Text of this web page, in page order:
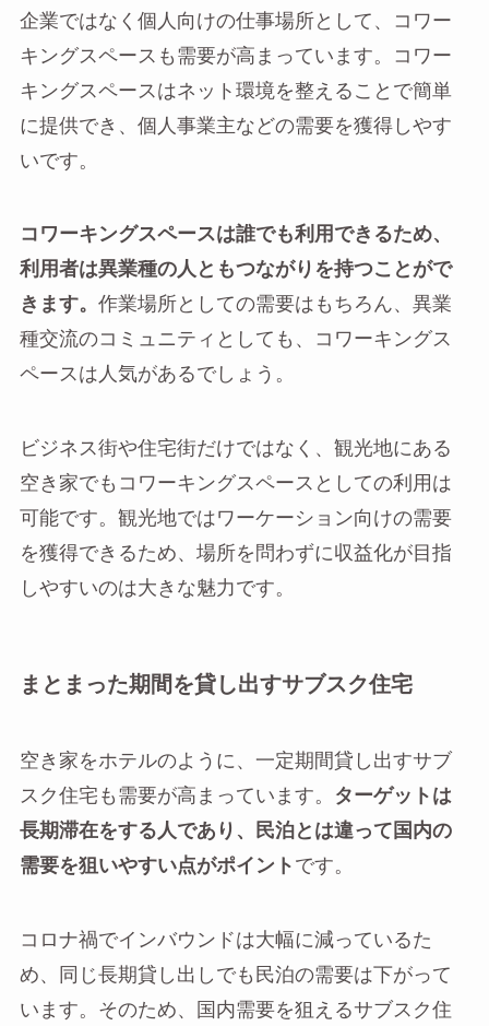
企業ではなく個人向けの仕事場所として、コワー
キングスペースも需要が高まっています。コワー
キングスペースはネット環境を整えることで簡単
に提供でき、個人事業主などの需要を獲得しやす
いです。
コワーキングスペースは誰でも利用できるため、
利用者は異業種の人ともつながりを持つことがで
きます。 作業場所としての需要はもちろん、異業
種交流のコミュニティとしても、コワーキングス
ペースは人気があるでしょう。
ビジネス街や住宅街だけではなく、観光地にある
空き家でもコワーキングスペースとしての利用は
可能です。観光地ではワーケーション向けの需要
を獲得できるため、場所を問わずに収益化が目指
しやすいのは大きな魅力です。
まとまった期間を貸し出すサブスク住宅
空き家をホテルのように、一定期間貸し出すサブ
スク住宅も需要が高まっています。
ターゲットは
長期滞在をする人であり、民泊とは違って国内の
需要を狙いやすい点がポイント です。
コロナ禍でインバウンドは大幅に減っているた
め、同じ長期貸し出しでも民泊の需要は下がって
います。そのため、国内需要を狙えるサブスク住